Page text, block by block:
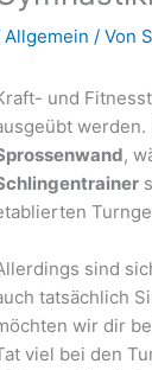
Allgemein / Von
und
,
sind
tatsächlich
wir dir
viel bei den